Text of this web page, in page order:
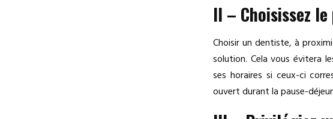
II – Choisissez
Choisir un dentiste, à
solution. Cela vous évitera
ses horaires si ceux-ci
ouvert durant la pause-